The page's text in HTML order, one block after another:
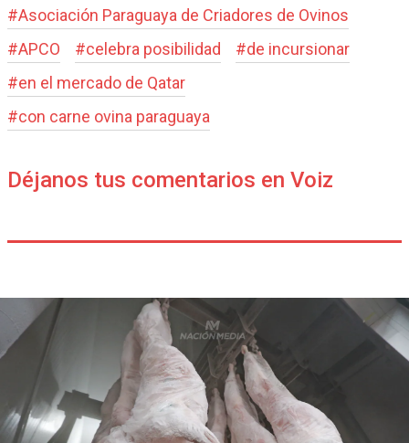
#Asociación Paraguaya de Criadores de Ovinos
#APCO #celebra posibilidad #de incursionar
#en el mercado de Qatar
#con carne ovina paraguaya
Déjanos tus comentarios en Voiz